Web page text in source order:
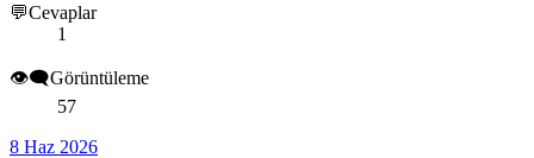
💬Cevaplar
1
👁️‍🗨️Görüntüleme
57
8 Haz 2026